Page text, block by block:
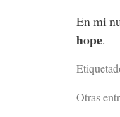
En mi
hope.
Otras